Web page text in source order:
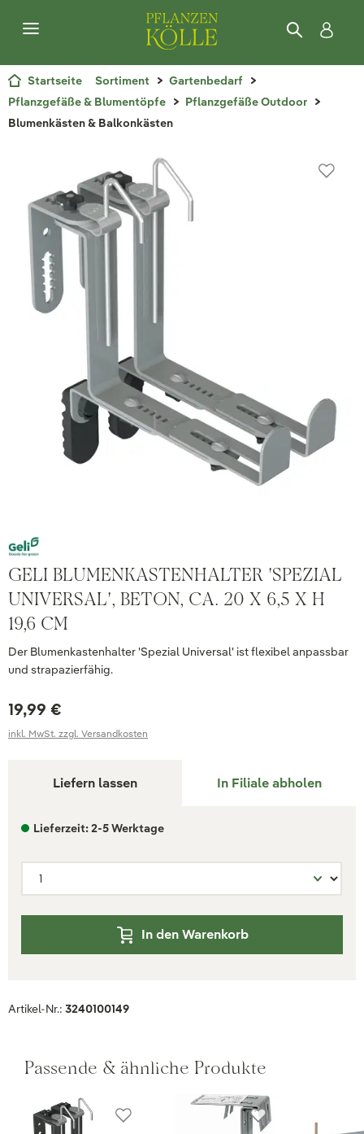
Startseite Sortiment
Gartenbedarf
Pflanzgefäße & Blumentöpfe
Pflanzgefäße Outdoor
Blumenkästen & Balkonkästen
GELI BLUMENKASTENHALTER 'SPEZIAL
UNIVERSAL', BETON, CA. 20 X 6,5 X H
19,6 CM
Der Blumenkastenhalter 'Spezial Universal' ist flexibel anpassbar
und strapazierfähig.
19,99 €
inkl. MwSt. zzgl. Versandkosten
Liefern lassen In Filiale abholen
Lieferzeit: 2-5 Werktage
In den Warenkorb
Artikel-Nr.: 3240100149
Passende & ähnliche Produkte